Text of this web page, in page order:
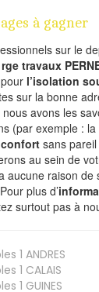
à gagner
sur le
rge travaux
l’isolation
sur la bonne
nous avons les
(par exemple : la
confort sans
au sein de
aucune raison
plus d’
surtout pas à
1 ANDRES
1 CALAIS
1 GUINES